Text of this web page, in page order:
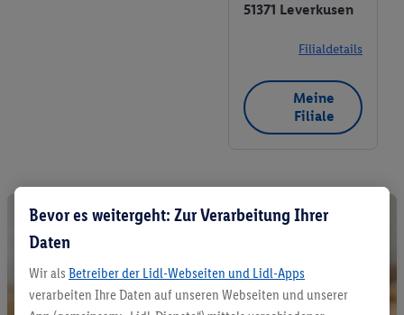
51371 Leverkusen
Filialdetails
Meine
Filiale
Bevor es weitergeht: Zur Verarbeitung Ihrer
Daten
Wir als Betreiber der Lidl-Webseiten und Lidl-Apps
verarbeiten Ihre Daten auf unseren Webseiten und unserer